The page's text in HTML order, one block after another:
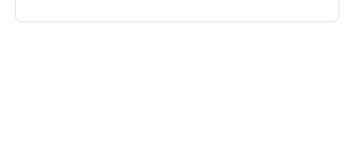
obserwuje się przybieranie na wadze, spadek nastroju,
skóry), także przewlekłe odczuwanie zimna. Dla
oczu, także rozdrażnienie i wybuchowość.
znaczeniu cynku dla urody, świadczy fakt, że z objawami